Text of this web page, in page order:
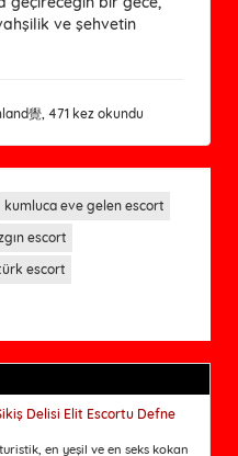
ve şehvetin
覺, 471 kez okundu
kumluca eve gelen escort
escort
escort
Delisi Elit Escortu Defne
en yeşil ve en seks kokan